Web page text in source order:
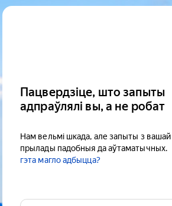
Пацвердзіце, што запыты
адпраўлялі вы, а не робат
Нам вельмі шкада, але запыты з вашай
прылады падобныя да аўтаматычных.
гэта магло адбыцца?